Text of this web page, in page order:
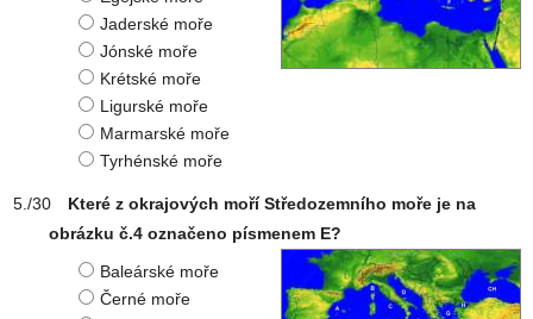
Jaderské moře
Jónské moře
Krétské moře
Ligurské moře
Marmarské moře
Tyrhénské moře
Které z okrajových moří Středozemního moře je na
obrázku č.4 označeno písmenem E?
Baleárské moře
Černé moře